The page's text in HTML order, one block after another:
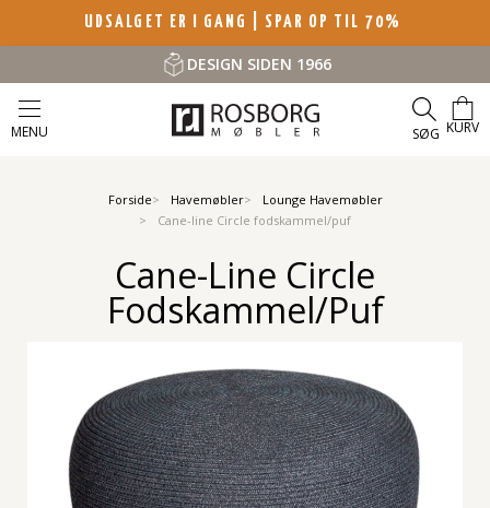
UDSALGET ER I GANG | SPAR OP TIL 70%
DESIGN SIDEN 1966
MENU SØG KURV
Forside Havemøbler
Lounge Havemøbler
Cane-line Circle fodskammel/puf
Cane-Line Circle
Fodskammel/puf